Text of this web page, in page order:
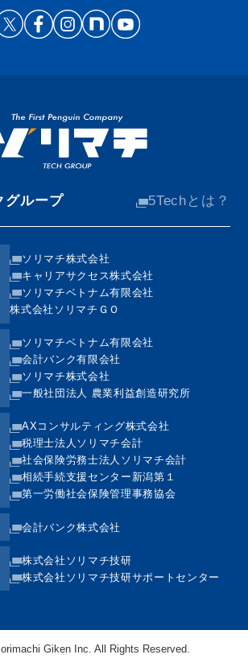
グループ 5Techとは？
ソリマチ株式会社
キャリアサクセス株式会社
ソリマチベトナム有限会社
株式会社ソリマチＧＯ
ソリマチベトナム有限会社
会計バンク有限会社
ソリマチ株式会社
一般社団法人 農業利益創造研究所
AXコンサルティング株式会社
税理士法人ソリマチ会計
社会保険労務士法人ソリマチ会計
相続手続支援センター新潟第１
第一労働社会保険管理事務協会
会計バンク株式会社
株式会社ソリマチ技研
株式会社ソリマチ技研サポートセンター
Giken Inc. All Rights Reserved.